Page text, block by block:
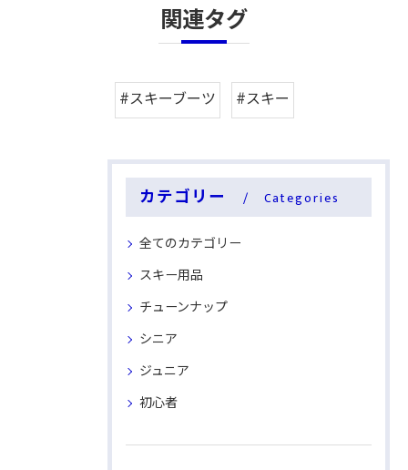
関連タグ
#スキーブーツ #スキー
カテゴリー Categories
全てのカテゴリー
スキー用品
チューンナップ
シニア
ジュニア
初心者